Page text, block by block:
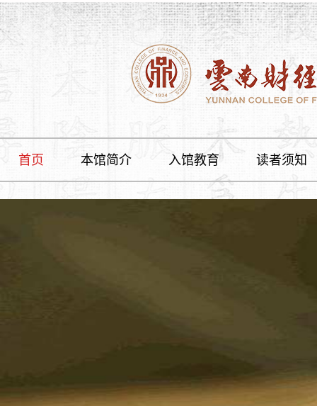
首页 本馆简介 入馆教育 读者须知